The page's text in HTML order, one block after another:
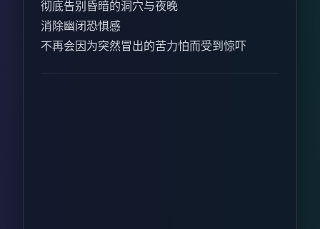
彻底告别昏暗的洞穴与夜晚
消除幽闭恐惧感
不再会因为突然冒出的苦力怕而受到惊吓